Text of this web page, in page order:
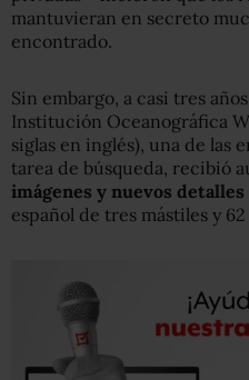
mantuvieran en secreto
encontrado.
Sin embargo, a casi tres
Institución Oceanográfica
siglas en inglés), una de las
tarea de búsqueda, recibió
imágenes y nuevos detalles
español de tres mástiles y